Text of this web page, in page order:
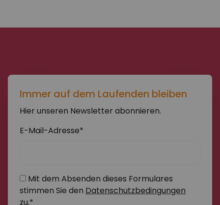
Immer auf dem Laufenden bleiben
Hier unseren Newsletter abonnieren.
E-Mail-Adresse*
Mit dem Absenden dieses Formulares
stimmen Sie den Datenschutzbedingungen
zu.*